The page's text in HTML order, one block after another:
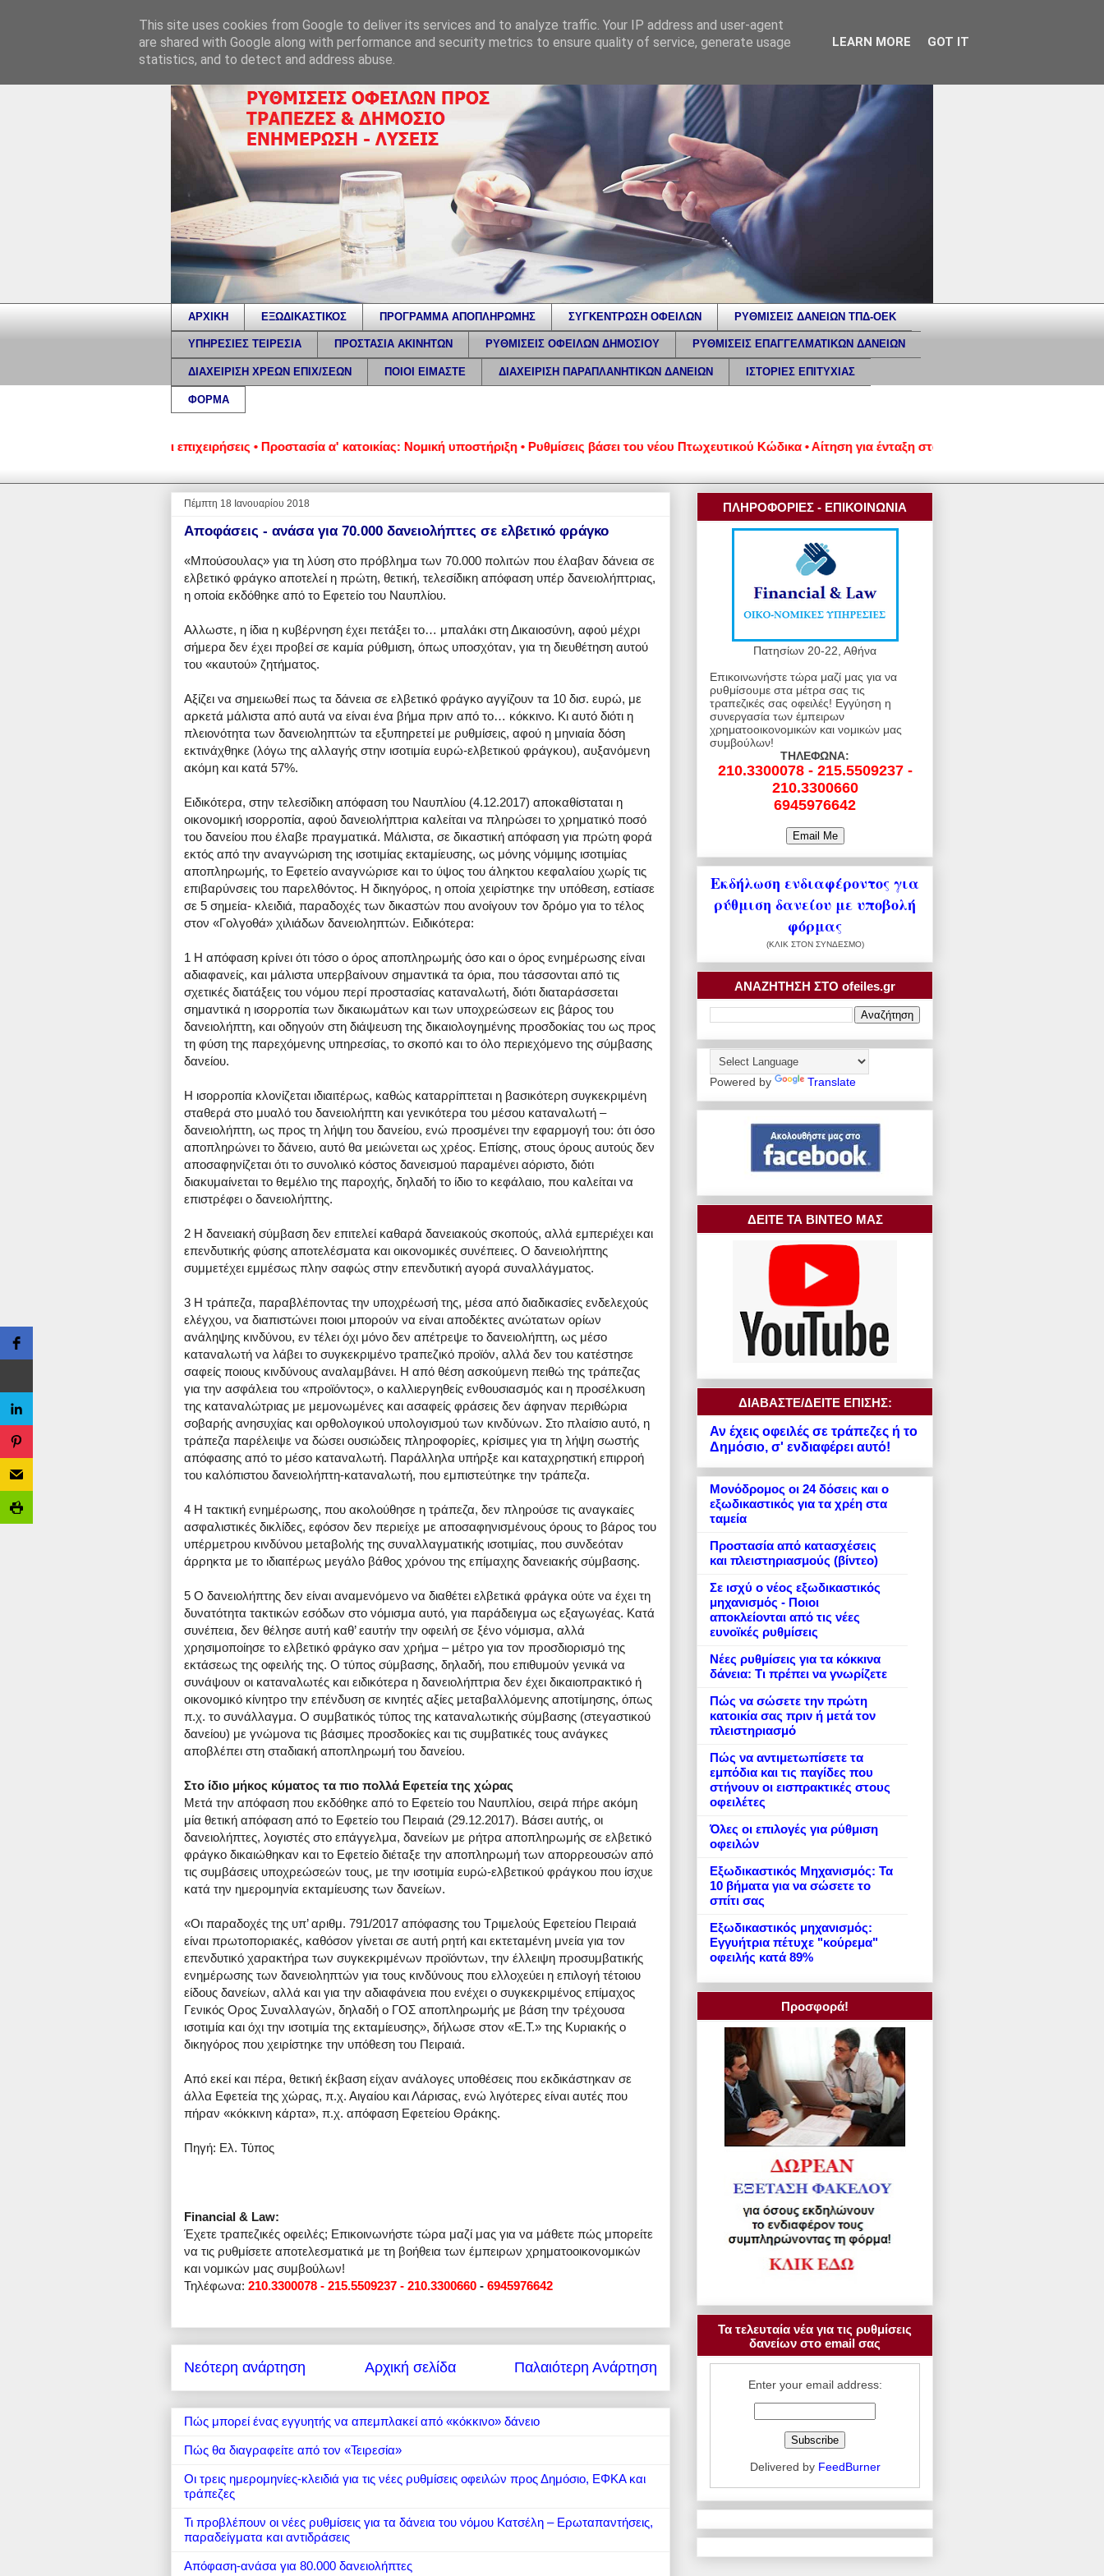
ΑΡΧΙΚΗ ΕΞΩΔΙΚΑΣΤΙΚΟΣ ΠΡΟΓΡΑΜΜΑ ΑΠΟΠΛΗΡΩΜΗΣ ΣΥΓΚΕΝΤΡΩΣΗ ΟΦΕΙΛΩΝ ΡΥΘΜΙΣΕΙΣ ΔΑΝΕΙΩΝ ΤΠΔ-ΟΕΚ
ΥΠΗΡΕΣΙΕΣ ΤΕΙΡΕΣΙΑ ΠΡΟΣΤΑΣΙΑ ΑΚΙΝΗΤΩΝ ΡΥΘΜΙΣΕΙΣ ΟΦΕΙΛΩΝ ΔΗΜΟΣΙΟΥ ΡΥΘΜΙΣΕΙΣ ΕΠΑΓΓΕΛΜΑΤΙΚΩΝ ΔΑΝΕΙΩΝ
ΔΙΑΧΕΙΡΙΣΗ ΧΡΕΩΝ ΕΠΙΧ/ΣΕΩΝ ΠΟΙΟΙ ΕΙΜΑΣΤΕ ΔΙΑΧΕΙΡΙΣΗ ΠΑΡΑΠΛΑΝΗΤΙΚΩΝ ΔΑΝΕΙΩΝ ΙΣΤΟΡΙΕΣ ΕΠΙΤΥΧΙΑΣ
ΦΟΡΜΑ
νοικοκυριά και επιχειρήσεις • Προστασία α' κατοικίας: Νομική υποστήριξη • Ρυθμίσεις βάσει του νέου Πτωχευτικού Κώδικα • Αίτηση για ένταξη στον νέο εξωδικαστικό
Πέμπτη 18 Ιανουαρίου 2018
Αποφάσεις - ανάσα για 70.000 δανειολήπτες σε ελβετικό φράγκο
«Μπούσουλας» για τη λύση στο πρόβλημα των 70.000 πολιτών που έλαβαν δάνεια σε
ελβετικό φράγκο αποτελεί η πρώτη, θετική, τελεσίδικη απόφαση υπέρ δανειολήπτριας,
η οποία εκδόθηκε από το Εφετείο του Ναυπλίου.
Aλλωστε, η ίδια η κυβέρνηση έχει πετάξει το… μπαλάκι στη Δικαιοσύνη, αφού μέχρι
σήμερα δεν έχει προβεί σε καμία ρύθμιση, όπως υποσχόταν, για τη διευθέτηση αυτού
του «καυτού» ζητήματος.
Αξίζει να σημειωθεί πως τα δάνεια σε ελβετικό φράγκο αγγίζουν τα 10 δισ. ευρώ, με
αρκετά μάλιστα από αυτά να είναι ένα βήμα πριν από το… κόκκινο. Κι αυτό διότι η
πλειονότητα των δανειοληπτών τα εξυπηρετεί με ρυθμίσεις, αφού η μηνιαία δόση
εκτινάχθηκε (λόγω της αλλαγής στην ισοτιμία ευρώ-ελβετικού φράγκου), αυξανόμενη
ακόμη και κατά 57%.
Ειδικότερα, στην τελεσίδικη απόφαση του Ναυπλίου (4.12.2017) αποκαθίσταται η
οικονομική ισορροπία, αφού δανειολήπτρια καλείται να πληρώσει το χρηματικό ποσό
του δανείου που έλαβε πραγματικά. Μάλιστα, σε δικαστική απόφαση για πρώτη φορά
εκτός από την αναγνώριση της ισοτιμίας εκταμίευσης, ως μόνης νόμιμης ισοτιμίας
αποπληρωμής, το Εφετείο αναγνώρισε και το ύψος του άληκτου κεφαλαίου χωρίς τις
επιβαρύνσεις του παρελθόντος. Η δικηγόρος, η οποία χειρίστηκε την υπόθεση, εστίασε
σε 5 σημεία- κλειδιά, παραδοχές των δικαστών που ανοίγουν τον δρόμο για το τέλος
στον «Γολγοθά» χιλιάδων δανειοληπτών. Ειδικότερα:
1 H απόφαση κρίνει ότι τόσο ο όρος αποπληρωμής όσο και ο όρος ενημέρωσης είναι
αδιαφανείς, και μάλιστα υπερβαίνουν σημαντικά τα όρια, που τάσσονται από τις
σχετικές διατάξεις του νόμου περί προστασίας καταναλωτή, διότι διαταράσσεται
σημαντικά η ισορροπία των δικαιωμάτων και των υποχρεώσεων εις βάρος τoυ
δανειολήπτη, και οδηγούν στη διάψευση της δικαιολογημένης προσδοκίας του ως προς
τη φύση της παρεχόμενης υπηρεσίας, το σκοπό και το όλο περιεχόμενο της σύμβασης
δανείου.
Η ισορροπία κλονίζεται ιδιαιτέρως, καθώς καταρρίπτεται η βασικότερη συγκεκριμένη
σταθερά στο μυαλό του δανειολήπτη και γενικότερα του μέσου καταναλωτή –
δανειολήπτη, ως προς τη λήψη του δανείου, ενώ προσμένει την εφαρμογή του: ότι όσο
αποπληρώνει το δάνειο, αυτό θα μειώνεται ως χρέος. Επίσης, στους όρους αυτούς δεν
αποσαφηνίζεται ότι το συνολικό κόστος δανεισμού παραμένει αόριστο, διότι
διακυμαίνεται το θεμέλιο της παροχής, δηλαδή το ίδιο το κεφάλαιο, που καλείται να
επιστρέφει ο δανειολήπτης.
2 Η δανειακή σύμβαση δεν επιτελεί καθαρά δανειακούς σκοπούς, αλλά εμπεριέχει και
επενδυτικής φύσης αποτελέσματα και οικονομικές συνέπειες. Ο δανειολήπτης
συμμετέχει εμμέσως πλην σαφώς στην επενδυτική αγορά συναλλάγματος.
3 Η τράπεζα, παραβλέποντας την υποχρέωσή της, μέσα από διαδικασίες ενδελεχούς
ελέγχου, να διαπιστώνει ποιοι μπορούν να είναι αποδέκτες ανώτατων ορίων
ανάληψης κινδύνου, εν τέλει όχι μόνο δεν απέτρεψε το δανειολήπτη, ως μέσο
καταναλωτή να λάβει το συγκεκριμένο τραπεζικό προϊόν, αλλά δεν του κατέστησε
σαφείς ποιους κινδύνους αναλαμβάνει. Η από θέση ασκούμενη πειθώ της τράπεζας
για την ασφάλεια του «προϊόντος», ο καλλιεργηθείς ενθουσιασμός και η προσέλκυση
της καταναλώτριας με μεμονωμένες και ασαφείς φράσεις δεν άφηναν περιθώρια
σοβαρής ανησυχίας και ορθολογικού υπολογισμού των κινδύνων. Στο πλαίσιο αυτό, η
τράπεζα παρέλειψε να δώσει ουσιώδεις πληροφορίες, κρίσιμες για τη λήψη σωστής
απόφασης από το μέσο καταναλωτή. Παράλληλα υπήρξε και καταχρηστική επιρροή
του καλόπιστου δανειολήπτη-καταναλωτή, που εμπιστεύτηκε την τράπεζα.
4 Η τακτική ενημέρωσης, που ακολούθησε η τράπεζα, δεν πληρούσε τις αναγκαίες
ασφαλιστικές δικλίδες, εφόσον δεν περιείχε με αποσαφηνισμένους όρους το βάρος του
υπέρμετρου κινδύνου μεταβολής της συναλλαγματικής ισοτιμίας, που συνδεόταν
άρρηκτα με το ιδιαιτέρως μεγάλο βάθος χρόνου της επίμαχης δανειακής σύμβασης.
5 Ο δανειολήπτης δεν είναι αναμενόμενο να διαθέτει ελβετικά φράγκα ούτε να έχει τη
δυνατότητα τακτικών εσόδων στο νόμισμα αυτό, για παράδειγμα ως εξαγωγέας. Κατά
συνέπεια, δεν θέλησε αυτή καθ’ εαυτήν την οφειλή σε ξένο νόμισμα, αλλά
χρησιμοποίησε το ελβετικό φράγκο σαν χρήμα – μέτρο για τον προσδιορισμό της
εκτάσεως της οφειλής της. Ο τύπος σύμβασης, δηλαδή, που επιθυμούν γενικά να
συνάψουν οι καταναλωτές και ειδικότερα η δανειολήπτρια δεν έχει δικαιοπρακτικό ή
οικονομικό κίνητρο την επένδυση σε κινητές αξίες μεταβαλλόμενης αποτίμησης, όπως
π.χ. το συνάλλαγμα. Ο συμβατικός τύπος της καταναλωτικής σύμβασης (στεγαστικού
δανείου) με γνώμονα τις βάσιμες προσδοκίες και τις συμβατικές τους ανάγκες
αποβλέπει στη σταδιακή αποπληρωμή του δανείου.
Στο ίδιο μήκος κύματος τα πιο πολλά Εφετεία της χώρας
Μετά την απόφαση που εκδόθηκε από το Εφετείο του Ναυπλίου, σειρά πήρε ακόμη
μία θετική απόφαση από το Εφετείο του Πειραιά (29.12.2017). Βάσει αυτής, οι
δανειολήπτες, λογιστές στο επάγγελμα, δανείων με ρήτρα αποπληρωμής σε ελβετικό
φράγκο δικαιώθηκαν και το Εφετείο διέταξε την αποπληρωμή των απορρεουσών από
τις συμβάσεις υποχρεώσεών τους, με την ισοτιμία ευρώ-ελβετικού φράγκου που ίσχυε
κατά την ημερομηνία εκταμίευσης των δανείων.
«Οι παραδοχές της υπ’ αριθμ. 791/2017 απόφασης του Τριμελούς Εφετείου Πειραιά
είναι πρωτοποριακές, καθόσον γίνεται σε αυτή ρητή και εκτεταμένη μνεία για τον
επενδυτικό χαρακτήρα των συγκεκριμένων προϊόντων, την έλλειψη προσυμβατικής
ενημέρωσης των δανειοληπτών για τους κινδύνους που ελλοχεύει η επιλογή τέτοιου
είδους δανείων, αλλά και για την αδιαφάνεια που ενέχει ο συγκεκριμένος επίμαχος
Γενικός Ορος Συναλλαγών, δηλαδή ο ΓΟΣ αποπληρωμής με βάση την τρέχουσα
ισοτιμία και όχι την ισοτιμία της εκταμίευσης», δήλωσε στον «Ε.Τ.» της Κυριακής ο
δικηγόρος που χειρίστηκε την υπόθεση του Πειραιά.
Από εκεί και πέρα, θετική έκβαση είχαν ανάλογες υποθέσεις που εκδικάστηκαν σε
άλλα Εφετεία της χώρας, π.χ. Αιγαίου και Λάρισας, ενώ λιγότερες είναι αυτές που
πήραν «κόκκινη κάρτα», π.χ. απόφαση Εφετείου Θράκης.
Πηγή: Ελ. Τύπος
Financial & Law:
Έχετε τραπεζικές οφειλές; Επικοινωνήστε τώρα μαζί μας για να μάθετε πώς μπορείτε
να τις ρυθμίσετε αποτελεσματικά με τη βοήθεια των έμπειρων χρηματοοικονομικών
και νομικών μας συμβούλων!
Τηλέφωνα: 210.3300078 - 215.5509237 - 210.3300660 - 6945976642
Νεότερη ανάρτηση Παλαιότερη Ανάρτηση
Αρχική σελίδα
Πώς μπορεί ένας εγγυητής να απεμπλακεί από «κόκκινο» δάνειο
Πώς θα διαγραφείτε από τον «Τειρεσία»
Οι τρεις ημερομηνίες-κλειδιά για τις νέες ρυθμίσεις οφειλών προς Δημόσιο, ΕΦΚΑ και
τράπεζες
Τι προβλέπουν οι νέες ρυθμίσεις για τα δάνεια του νόμου Κατσέλη – Ερωταπαντήσεις,
παραδείγματα και αντιδράσεις
Απόφαση-ανάσα για 80.000 δανειολήπτες
ΠΛΗΡΟΦΟΡΙΕΣ - ΕΠΙΚΟΙΝΩΝΙΑ
Πατησίων 20-22, Αθήνα
Επικοινωνήστε τώρα μαζί μας για να
ρυθμίσουμε στα μέτρα σας τις
τραπεζικές σας οφειλές! Εγγύηση η
συνεργασία των έμπειρων
χρηματοοικονομικών και νομικών μας
συμβούλων!
ΤΗΛΕΦΩΝΑ:
210.3300078 - 215.5509237 -
210.3300660
6945976642
Εκδήλωση ενδιαφέροντος για
ρύθμιση δανείου με υποβολή
φόρμας
(ΚΛΙΚ ΣΤΟΝ ΣΥΝΔΕΣΜΟ)
ΑΝΑΖΗΤΗΣΗ ΣΤΟ ofeiles.gr
Powered by Translate
ΔΕΙΤΕ ΤΑ ΒΙΝΤΕΟ ΜΑΣ
ΔΙΑΒΑΣΤΕ/ΔΕΙΤΕ ΕΠΙΣΗΣ:
Αν έχεις οφειλές σε τράπεζες ή το
Δημόσιο, σ' ενδιαφέρει αυτό!
Μονόδρομος οι 24 δόσεις και ο
εξωδικαστικός για τα χρέη στα
ταμεία
Προστασία από κατασχέσεις
και πλειστηριασμούς (βίντεο)
Σε ισχύ ο νέος εξωδικαστικός
μηχανισμός - Ποιοι
αποκλείονται από τις νέες
ευνοϊκές ρυθμίσεις
Νέες ρυθμίσεις για τα κόκκινα
δάνεια: Τι πρέπει να γνωρίζετε
Πώς να σώσετε την πρώτη
κατοικία σας πριν ή μετά τον
πλειστηριασμό
Πώς να αντιμετωπίσετε τα
εμπόδια και τις παγίδες που
στήνουν οι εισπρακτικές στους
οφειλέτες
Όλες οι επιλογές για ρύθμιση
οφειλών
Εξωδικαστικός Μηχανισμός: Τα
10 βήματα για να σώσετε το
σπίτι σας
Εξωδικαστικός μηχανισμός:
Εγγυήτρια πέτυχε "κούρεμα"
οφειλής κατά 89%
Προσφορά!
Τα τελευταία νέα για τις ρυθμίσεις
δανείων στο email σας
Enter your email address:
Delivered by FeedBurner
This site uses cookies from Google to deliver its services and to analyze traffic. Your IP address and user-agent
are shared with Google along with performance and security metrics to ensure quality of service, generate usage
statistics, and to detect and address abuse.
LEARN MORE GOT IT